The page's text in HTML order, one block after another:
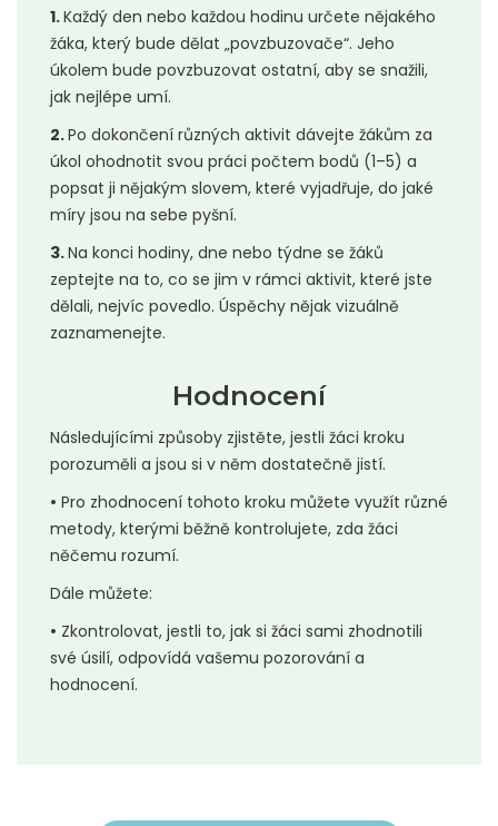
1.Každý den nebo každou hodinu určete nějakého
žáka, který bude dělat „povzbuzovače“. Jeho
úkolem bude povzbuzovat ostatní, aby se snažili,
jak nejlépe umí.
2.Po dokončení různých aktivit dávejte žákům za
úkol ohodnotit svou práci počtem bodů (1–5) a
popsat ji nějakým slovem, které vyjadřuje, do jaké
míry jsou na sebe pyšní.
3.Na konci hodiny, dne nebo týdne se žáků
zeptejte na to, co se jim v rámci aktivit, které jste
dělali, nejvíc povedlo. Úspěchy nějak vizuálně
zaznamenejte.
Hodnocení
Následujícími způsoby zjistěte, jestli žáci kroku
porozuměli a jsou si v něm dostatečně jistí.
• Pro zhodnocení tohoto kroku můžete využít různé
metody, kterými běžně kontrolujete, zda žáci
něčemu rozumí.
Dále můžete:
• Zkontrolovat, jestli to, jak si žáci sami zhodnotili
své úsilí, odpovídá vašemu pozorování a
hodnocení.